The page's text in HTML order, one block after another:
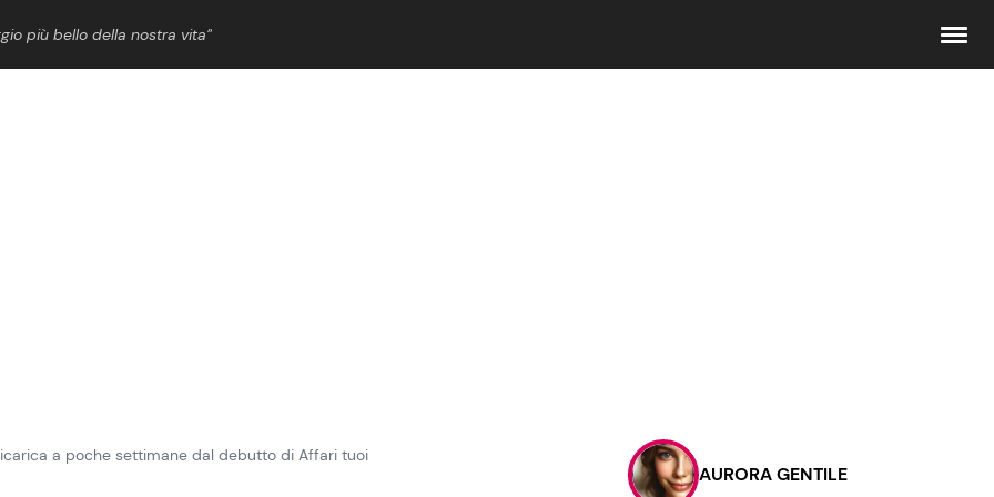
più bello della nostra vita”
Contattaci
Pubblicità
a poche settimane dal debutto di Affari tuoi
AURORA GENTILE